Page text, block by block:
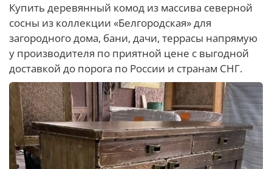
Купить деревянный комод из массива северной
сосны из коллекции «Белгородская» для
загородного дома, бани, дачи, террасы напрямую
у производителя по приятной цене с выгодной
доставкой до порога по России и странам СНГ.